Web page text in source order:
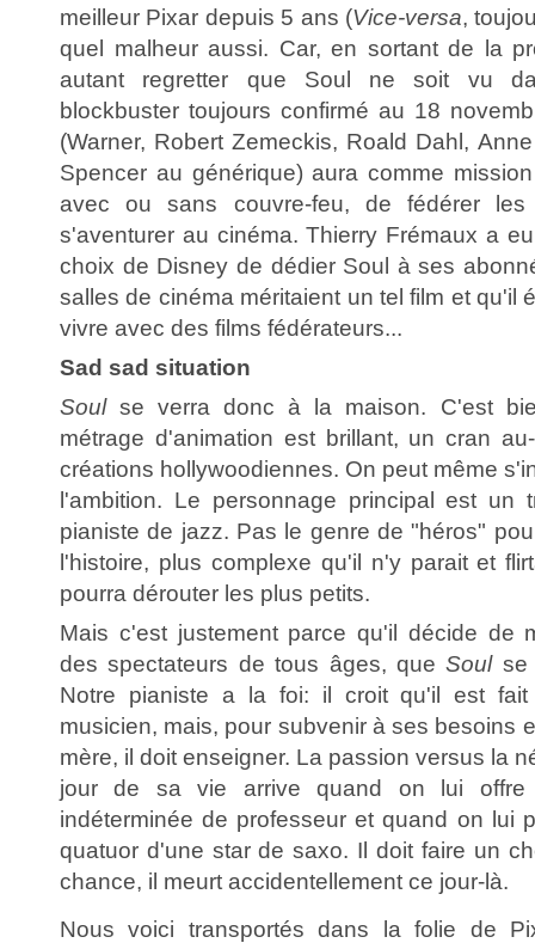
meilleur Pixar depuis 5 ans (Vice-versa,
quel malheur aussi. Car, en sortant de la
autant regretter que Soul ne soit vu
blockbuster toujours confirmé au 18
(Warner, Robert Zemeckis, Roald Dahl,
Spencer au générique) aura comme
avec ou sans couvre-feu, de fédérer les
s'aventurer au cinéma. Thierry Frémaux a
choix de Disney de dédier Soul à ses
salles de cinéma méritaient un tel film et qu'il
vivre avec des films fédérateurs...
Sad sad situation
Soulse verra donc à la maison. C'est
métrage d'animation est brillant, un cran
créations hollywoodiennes. On peut même
l'ambition. Le personnage principal est un
pianiste de jazz. Pas le genre de "héros"
l'histoire, plus complexe qu'il n'y parait et
pourra dérouter les plus petits.
Mais c'est justement parce qu'il décide de
des spectateurs de tous âges, queSoul se
Notre pianiste a la foi: il croit qu'il est
musicien, mais, pour subvenir à ses besoins
mère, il doit enseigner. La passion versus la
jour de sa vie arrive quand on lui
indéterminée de professeur et quand on lui
quatuor d'une star de saxo. Il doit faire un
chance, il meurt accidentellement ce jour-là.
Nous voici transportés dans la folie de